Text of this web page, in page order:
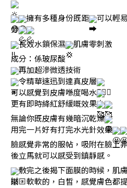
擁有多種身份既距
可以輕
分
長效水鎖保濕
肌膚零刺激
成分：係玻尿酸
再加超滲微透技術
令精華速迅到達真皮層
可以感覺到皮膚喺度喝水
更有即時絳紅舒緩嘅效果
無論你既皮膚有幾暗沉乾燥
用完一片好有打完水光針效果
臉感覺非常的服帖，吸附在臉上
後立馬就可以感受到鎮靜感。
敷完之後揭下面膜的時候，肌
來，軟軟的，白皙，感覺膚色都